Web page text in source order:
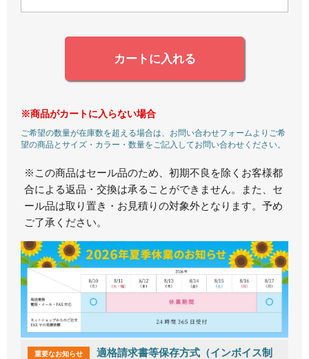
カートに入れる
※商品がカートに入らない場合
ご希望の数量が在庫数を超える場合は、お問い合わせフォームよりご希
望の商品とサイズ・カラー・数量をご記入してお問い合わせください。
※この商品はセール品のため、初期不良を除くお客様都
合による返品・交換は承ることができません。また、セ
ール品は取り置き・お見積りの対象外となります。予め
ご了承ください。
重要なお知らせ
適格請求書等保存方式（インボイス制